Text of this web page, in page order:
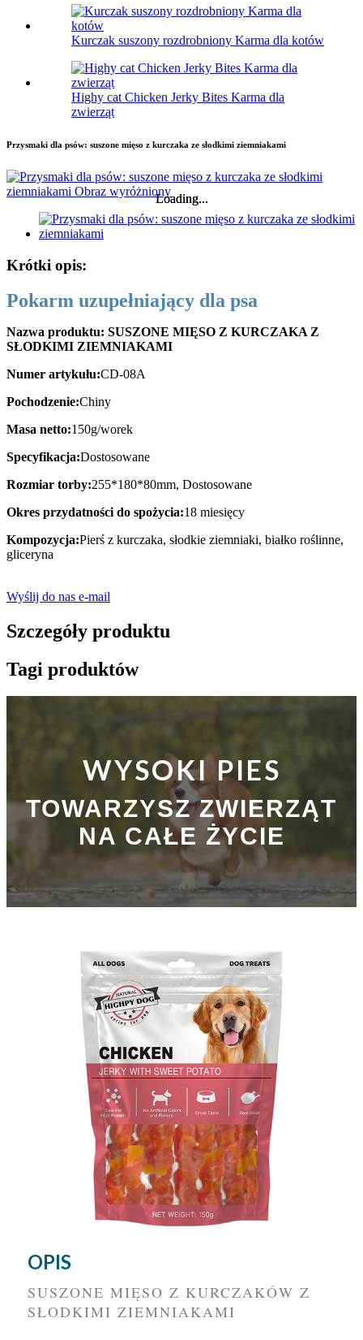
Kurczak suszony rozdrobniony Karma dla kotów
Highy cat Chicken Jerky Bites Karma dla
zwierząt
Przysmaki dla psów: suszone mięso z kurczaka ze słodkimi ziemniakami
Loading...
Loading...
Krótki opis:
Pokarm uzupełniający dla psa
Nazwa produktu: SUSZONE MIĘSO Z KURCZAKA Z
SŁODKIMI ZIEMNIAKAMI
Numer artykułu:CD-08A
Pochodzenie:Chiny
Masa netto:150g/worek
Specyfikacja:Dostosowane
Rozmiar torby:255*180*80mm, Dostosowane
Okres przydatności do spożycia:18 miesięcy
Kompozycja:Pierś z kurczaka, słodkie ziemniaki, białko roślinne,
gliceryna
Wyślij do nas e-mail
Szczegóły produktu
Tagi produktów
WYSOKI PIES
TOWARZYSZ ZWIERZĄT
NA CAŁE ŻYCIE
OPIS
SUSZONE MIĘSO Z KURCZAKÓW Z
SŁODKIMI ZIEMNIAKAMI